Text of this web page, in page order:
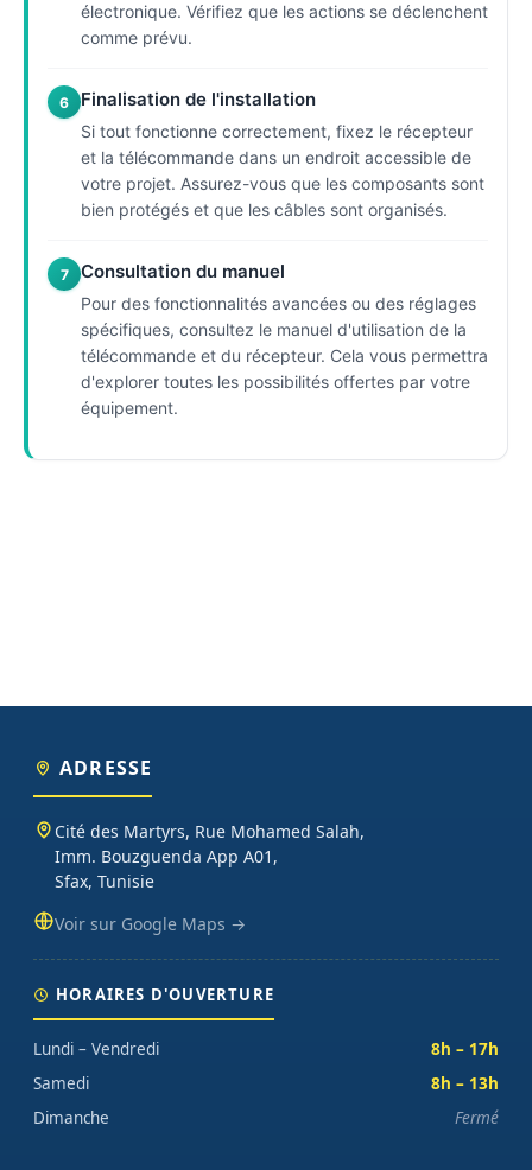
électronique. Vérifiez que les actions se déclenchent
comme prévu.
6 Finalisation de l'installation
Si tout fonctionne correctement, fixez le récepteur
et la télécommande dans un endroit accessible de
votre projet. Assurez-vous que les composants sont
bien protégés et que les câbles sont organisés.
7 Consultation du manuel
Pour des fonctionnalités avancées ou des réglages
spécifiques, consultez le manuel d'utilisation de la
télécommande et du récepteur. Cela vous permettra
d'explorer toutes les possibilités offertes par votre
équipement.
ADRESSE
Cité des Martyrs, Rue Mohamed Salah,
Imm. Bouzguenda App A01,
Sfax, Tunisie
Voir sur Google Maps →
HORAIRES D'OUVERTURE
Lundi – Vendredi
8h – 17h
Samedi
8h – 13h
Dimanche
Fermé